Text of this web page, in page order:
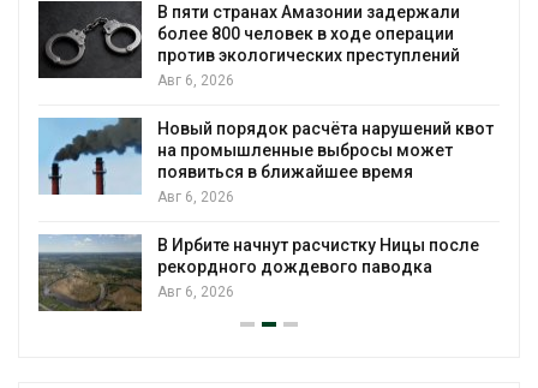
В пяти странах Амазонии задержали
более 800 человек в ходе операции
против экологических преступлений
Авг 6, 2026
Новый порядок расчёта нарушений квот
на промышленные выбросы может
появиться в ближайшее время
Авг 6, 2026
В Ирбите начнут расчистку Ницы после
рекордного дождевого паводка
Авг 6, 2026